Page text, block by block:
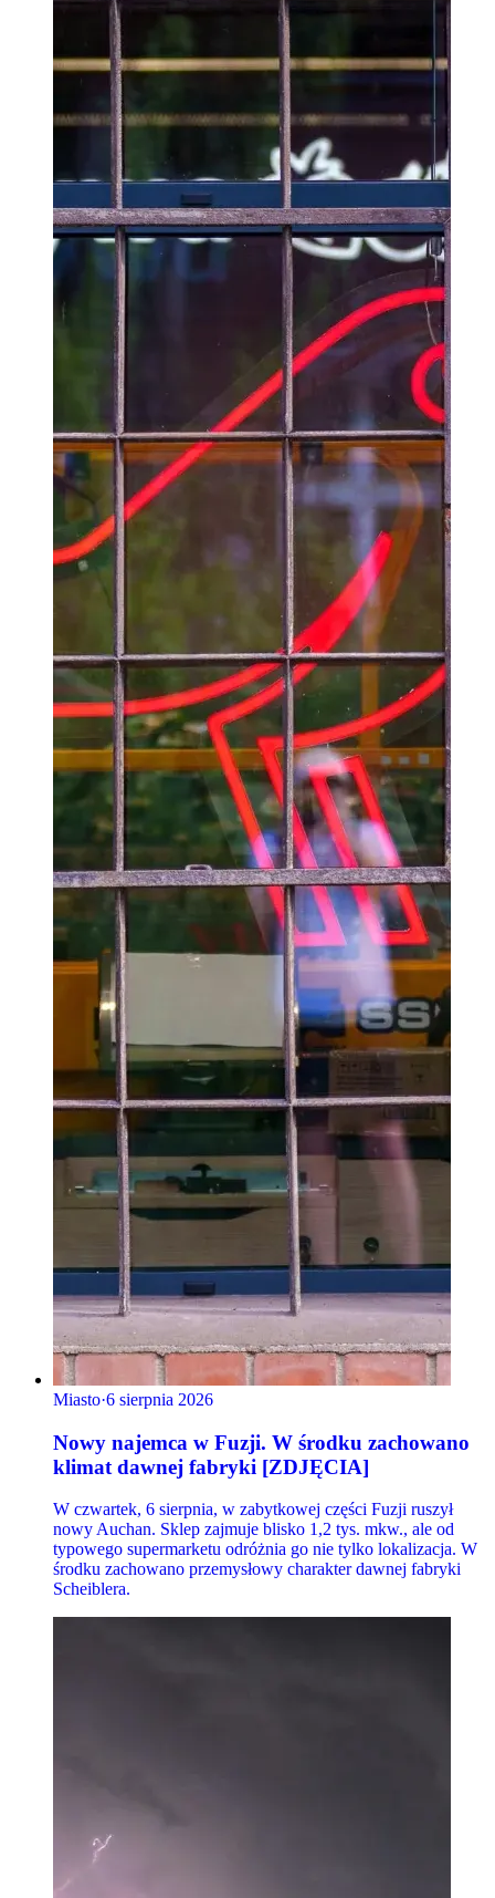
Miasto·6 sierpnia 2026
Nowy najemca w Fuzji. W środku zachowano
klimat dawnej fabryki [ZDJĘCIA]
W czwartek, 6 sierpnia, w zabytkowej części Fuzji ruszył
nowy Auchan. Sklep zajmuje blisko 1,2 tys. mkw., ale od
typowego supermarketu odróżnia go nie tylko lokalizacja. W
środku zachowano przemysłowy charakter dawnej fabryki
Scheiblera.